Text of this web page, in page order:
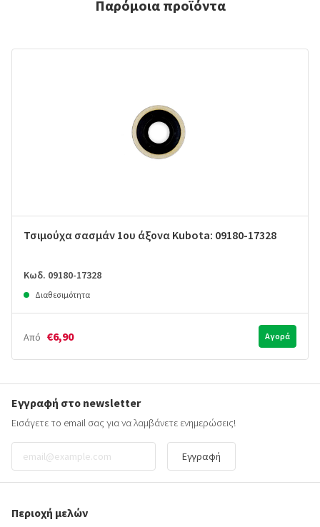
Παρόμοια προϊόντα
Τσιμούχα σασμάν 1ου άξονα Kubota: 09180-17328
Κωδ. 09180-17328
Διαθεσιμότητα
Από €6,90 Αγορά
Εγγραφή στο newsletter
Εισάγετε το email σας για να λαμβάνετε ενημερώσεις!
Εγγραφή
Περιοχή μελών